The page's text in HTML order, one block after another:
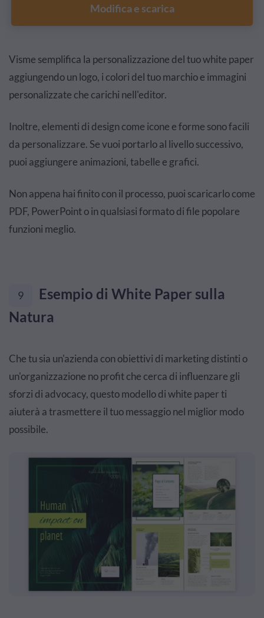
Modifica e scarica
Visme semplifica la personalizzazione del tuo white paper
aggiungendo un logo, i colori del tuo marchio e immagini
personalizzate che carichi nell'editor.
Inoltre, elementi di design come icone e forme sono facili
da personalizzare. Se vuoi portarlo al livello successivo,
puoi aggiungere animazioni, tabelle e grafici.
Non appena hai finito con il processo, puoi scaricarlo come
PDF, PowerPoint o in qualsiasi formato di file popolare
funzioni meglio.
9
Esempio di White Paper sulla
Natura
Che tu sia un'azienda con obiettivi di marketing distinti o
un'organizzazione no profit che cerca di influenzare gli
sforzi di advocacy, questo modello di white paper ti
aiuterà a trasmettere il tuo messaggio nel miglior modo
possibile.